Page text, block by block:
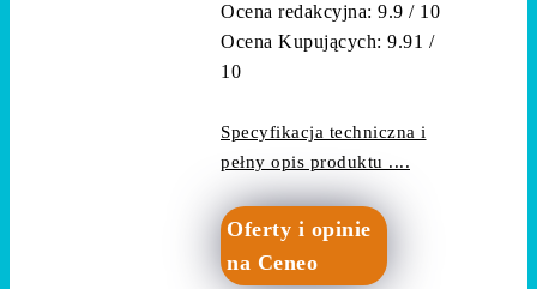
Ocena redakcyjna: 9.9 / 10
Ocena Kupujących: 9.91 /
10
Specyfikacja techniczna i
pełny opis produktu ....
Oferty i opinie
na Ceneo